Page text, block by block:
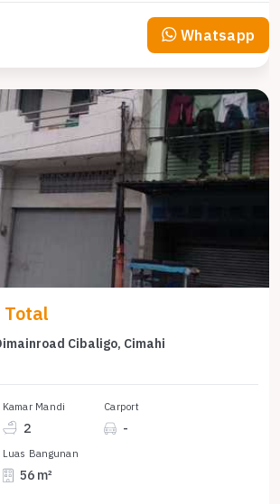
Whatsapp
Total
Cibaligo, Cimahi
Kamar Mandi
2
Carport
-
Luas Bangunan
56 m²